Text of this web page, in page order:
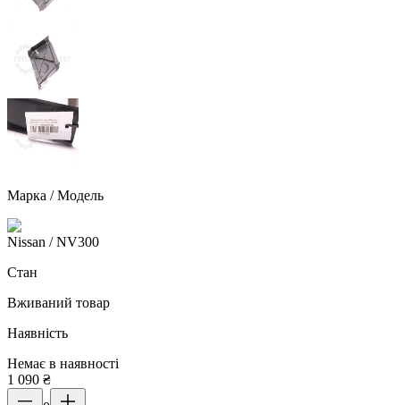
Марка / Модель
Nissan / NV300
Стан
Вживаний товар
Наявність
Немає в наявності
1 090 ₴